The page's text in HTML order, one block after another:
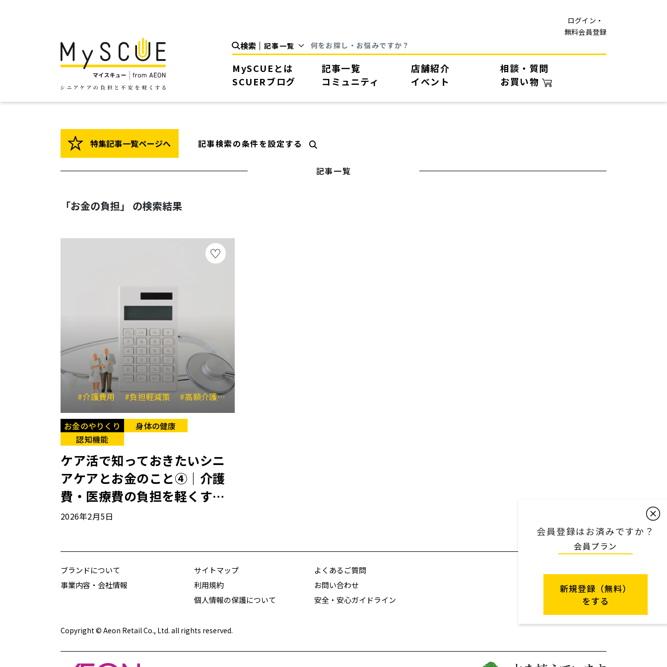
ログイン・
無料会員登録
検索
MySCUEとは 記事一覧 店舗紹介
相談・質問
SCUERブログ
コミュニティ イベント お買い物
特集記事一覧ページへ 記事検索の条件を設定する
記事一覧
「お金の負担」 の検索結果
#介護費用 #負担軽減策 #高額介護サービス費
お金のやりくり
身体の健康
認知機能
ケア活で知っておきたいシニ
アケアとお金のこと④｜介護
費・医療費の負担を軽くする
公的制度
2026年2月5日
会員登録はお済みですか？
会員プラン
新規登録（無料）
をする
ブランドについて
事業内容・会社情報
サイトマップ
利用規約
個人情報の保護について
よくあるご質問
お問い合わせ
安全・安心ガイドライン
Copyright © Aeon Retail Co., Ltd. all rights reserved.